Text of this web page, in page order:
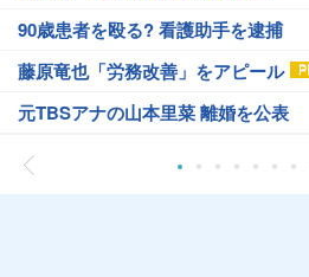
90歳患者を殴る? 看護助手を逮捕
藤原竜也「労務改善」をアピール
元TBSアナの山本里菜 離婚を公表